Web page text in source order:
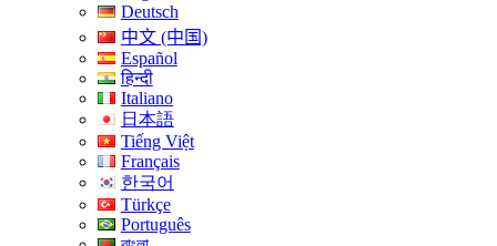
Deutsch
中文 (中国)
Español
हिन्दी
Italiano
日本語
Tiếng Việt
Français
한국어
Türkçe
Português